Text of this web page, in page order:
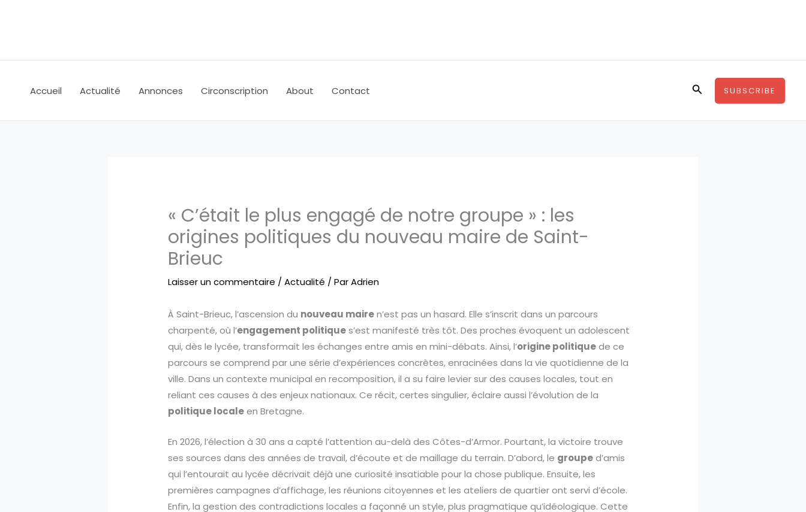
Accueil Actualité Annonces Circonscription About Contact Rechercher
SUBSCRIBE
« C’était le plus engagé de notre groupe » : les
origines politiques du nouveau maire de Saint-
Brieuc
Laisser un commentaire /Actualité / ParAdrien
À Saint-Brieuc, l’ascension du nouveau mairen’est pas un hasard. Elle s’inscrit dans un parcours
charpenté, où l’engagement politiques’est manifesté très tôt. Des proches évoquent un adolescent
qui, dès le lycée, transformait les échanges entre amis en mini-débats. Ainsi, l’origine politiquede ce
parcours se comprend par une série d’expériences concrètes, enracinées dans la vie quotidienne de la
ville. Dans un contexte municipal en recomposition, il a su faire levier sur des causes locales, tout en
reliant ces causes à des enjeux nationaux. Ce récit, certes singulier, éclaire aussi l’évolution de la
politique localeen Bretagne.
En 2026, l’élection à 30 ans a capté l’attention au-delà des Côtes-d’Armor. Pourtant, la victoire trouve
ses sources dans des années de travail, d’écoute et de maillage du terrain. D’abord, le grouped’amis
qui l’entourait au lycée décrivait déjà une curiosité insatiable pour la chose publique. Ensuite, les
premières campagnes d’affichage, les réunions citoyennes et les ateliers de quartier ont servi d’école.
Enfin, la gestion des contradictions locales a façonné un style, plus pragmatique qu’idéologique. Cette